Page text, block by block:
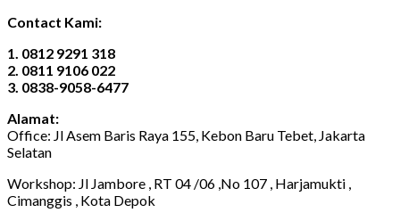
Contact Kami:
1. 0812 9291 318
2. 0811 9106 022
3. 0838-9058-6477
Alamat:
Office: Jl Asem Baris Raya 155, Kebon Baru Tebet, Jakarta
Selatan
Workshop: Jl Jambore , RT 04 /06 ,No 107 , Harjamukti ,
Cimanggis , Kota Depok